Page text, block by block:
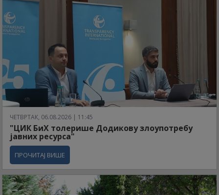
ЧЕТВРТАК, 06.08.2026 | 11:45
"ЦИК БиХ толерише Додикову злоупотребу
јавних ресурса"
ПРОЧИТАЈ ВИШЕ